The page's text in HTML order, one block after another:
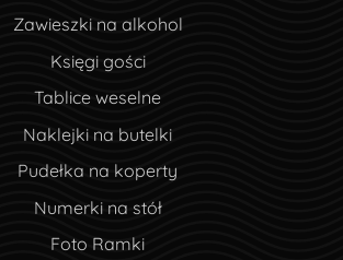
Zawieszki na alkohol
Księgi gości
Tablice weselne
Naklejki na butelki
Pudełka na koperty
Numerki na stół
Foto Ramki